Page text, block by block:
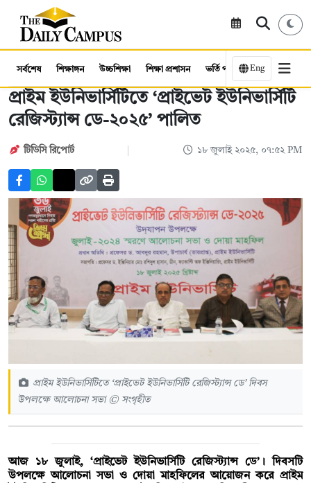
সর্বশেষ শিক্ষাঙ্গন উচ্চশিক্ষা শিক্ষা প্রশাসন ভর্তি পরীক্ষা কর্মসংস্থান
Eng
প্রাইম ইউনিভার্সিটিতে ‘প্রাইভেট ইউনিভার্সিটি
রেজিস্ট্যান্স ডে-২০২৫’ পালিত
টিডিসি রিপোর্ট ১৮ জুলাই ২০২৫, ০৭:৫২ PM
প্রাইম ইউনিভার্সিটিতে ‘প্রাইভেট ইউনিভার্সিটি রেজিস্ট্যান্স ডে’ দিবস
উপলক্ষে আলোচনা সভা © সংগৃহীত
আজ ১৮ জুলাই, ‘প্রাইভেট ইউনিভার্সিটি রেজিস্ট্যান্স ডে’। দিবসটি
উপলক্ষে আলোচনা সভা ও দোয়া মাহফিলের আয়োজন করে প্রাইম